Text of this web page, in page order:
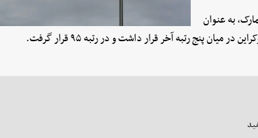
به عنوان
پنج رتبه آخر قرار داشت و در رتبه ۹۵ قرار گرفت.